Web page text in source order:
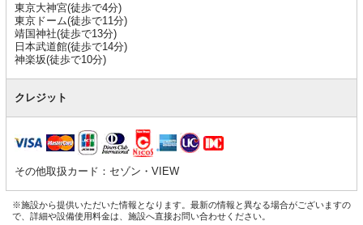
東京大神宮(徒歩で4分)
東京ドーム(徒歩で11分)
靖国神社(徒歩で13分)
日本武道館(徒歩で14分)
神楽坂(徒歩で10分)
クレジット
その他取扱カード：セゾン・VIEW
※施設から提供いただいた情報となります。最新の情報と異なる場合がございますの
で、詳細や設備使用料金は、施設へ直接お問い合わせください。